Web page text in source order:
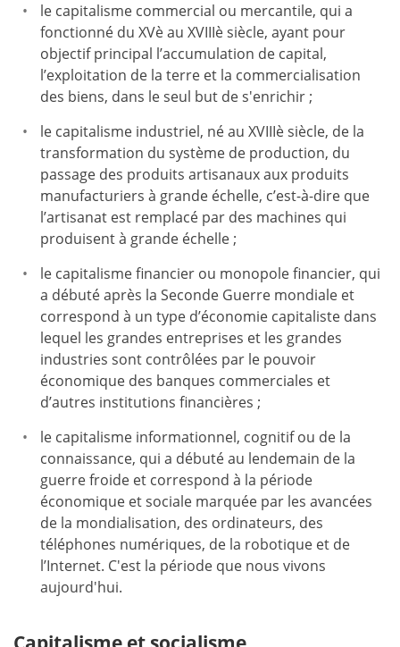
le capitalisme commercial ou mercantile, qui a
fonctionné du XVè au XVIIIè siècle, ayant pour
objectif principal l’accumulation de capital,
l’exploitation de la terre et la commercialisation
des biens, dans le seul but de s'enrichir ;
le capitalisme industriel, né au XVIIIè siècle, de la
transformation du système de production, du
passage des produits artisanaux aux produits
manufacturiers à grande échelle, c’est-à-dire que
l’artisanat est remplacé par des machines qui
produisent à grande échelle ;
le capitalisme financier ou monopole financier, qui
a débuté après la Seconde Guerre mondiale et
correspond à un type d’économie capitaliste dans
lequel les grandes entreprises et les grandes
industries sont contrôlées par le pouvoir
économique des banques commerciales et
d’autres institutions financières ;
le capitalisme informationnel, cognitif ou de la
connaissance, qui a débuté au lendemain de la
guerre froide et correspond à la période
économique et sociale marquée par les avancées
de la mondialisation, des ordinateurs, des
téléphones numériques, de la robotique et de
l’Internet. C'est la période que nous vivons
aujourd'hui.